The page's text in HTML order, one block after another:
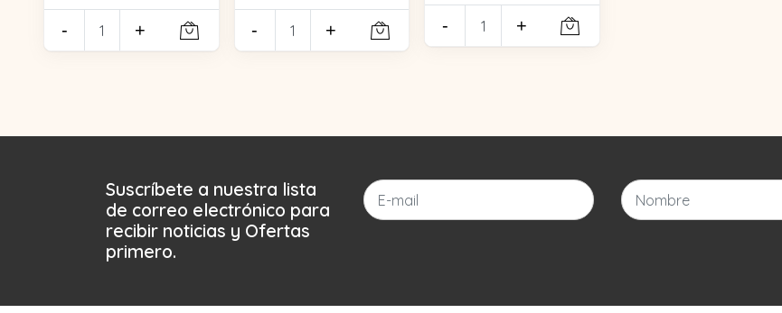
- + - + - +
Suscríbete a nuestra lista
de correo electrónico para
recibir noticias y Ofertas
primero.